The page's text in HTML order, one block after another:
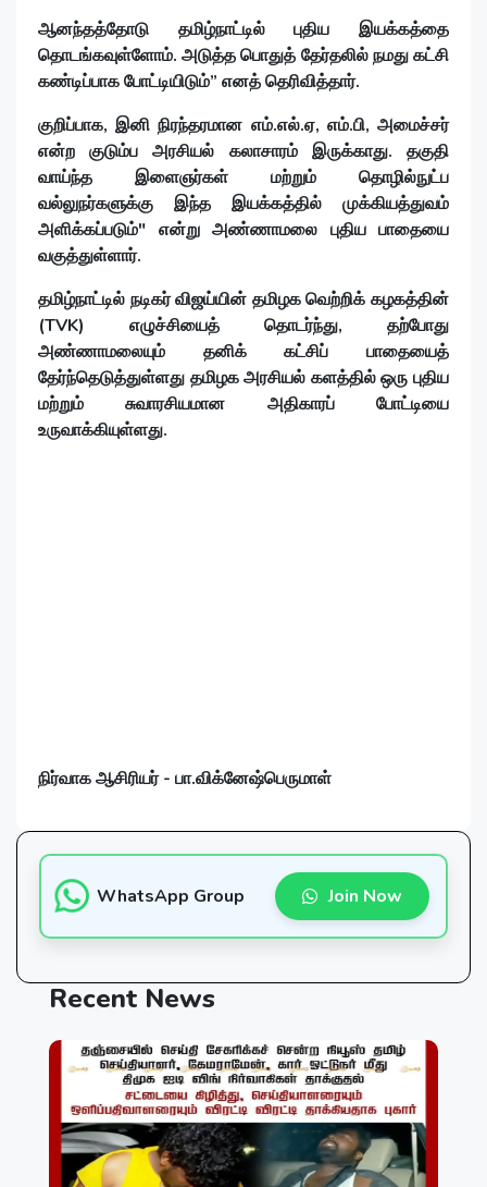
ஆனந்தத்தோடு தமிழ்நாட்டில் புதிய இயக்கத்தை
தொடங்கவுள்ளோம். அடுத்த பொதுத் தேர்தலில் நமது கட்சி
கண்டிப்பாக போட்டியிடும்” எனத் தெரிவித்தார்.
குறிப்பாக, இனி நிரந்தரமான எம்.எல்.ஏ, எம்.பி, அமைச்சர்
என்ற குடும்ப அரசியல் கலாசாரம் இருக்காது. தகுதி
வாய்ந்த இளைஞர்கள் மற்றும் தொழில்நுட்ப
வல்லுநர்களுக்கு இந்த இயக்கத்தில் முக்கியத்துவம்
அளிக்கப்படும்" என்று அண்ணாமலை புதிய பாதையை
வகுத்துள்ளார்.
தமிழ்நாட்டில் நடிகர் விஜய்யின் தமிழக வெற்றிக் கழகத்தின்
(TVK) எழுச்சியைத் தொடர்ந்து, தற்போது
அண்ணாமலையும் தனிக் கட்சிப் பாதையைத்
தேர்ந்தெடுத்துள்ளது தமிழக அரசியல் களத்தில் ஒரு புதிய
மற்றும் சுவாரசியமான அதிகாரப் போட்டியை
உருவாக்கியுள்ளது.
நிர்வாக ஆசிரியர் - பா.விக்னேஷ்பெருமாள்
WhatsApp Group Join Now
Recent News